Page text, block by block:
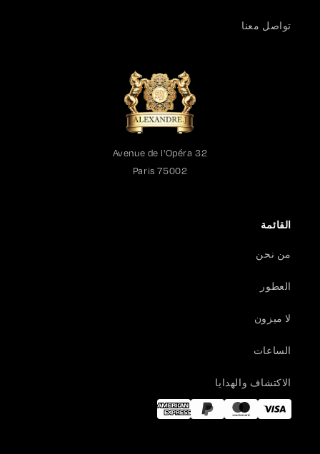
تواصل معنا
32 Avenue de l'Opéra
75002 Paris
القائمة
من نحن
العطور
لا ميزون
الساعات
الاكتشاف والهدايا